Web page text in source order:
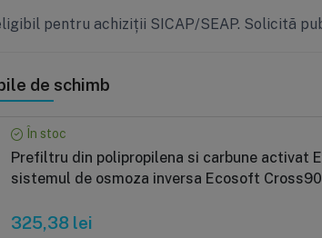
pentru achiziții SICAP/SEAP. Solicită
de schimb
În stoc
Prefiltru din polipropilena si carbune activat
sistemul de osmoza inversa Ecosoft
325,38 lei